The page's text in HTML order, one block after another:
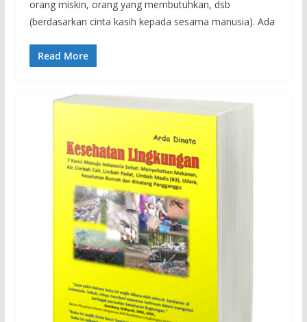
orang miskin, orang yang membutuhkan, dsb
(berdasarkan cinta kasih kepada sesama manusia). Ada
Read More